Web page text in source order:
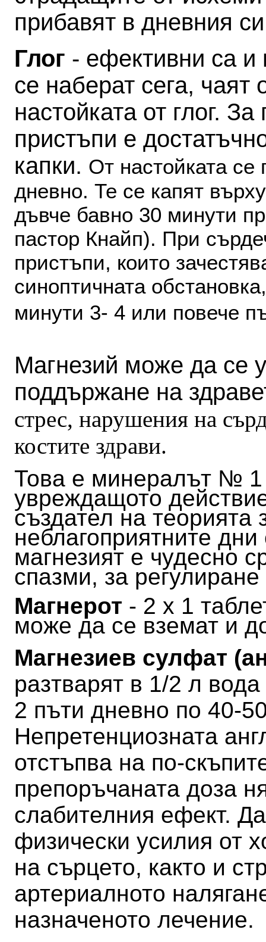
прибавят в дневния
Глог - ефективни са и
се наберат сега, чаят
настойката от глог.
пристъпи е
капки. От настойката се
дневно. Те се капят
дъвче бавно 30 минути
пастор Кнайп). При
пристъпи, които
синоптичната
минути 3- 4 или повече
Магнезий може да се
поддържане на
стрес, нарушения на
костите здрави.
Това е минералът № 1
увреждащото
създател на
неблагоприятните
магнезият е чудесно
спазми, за
Магнерот - 2 х 1
може да се вземат и
Магнезиев сулфат
разтварят в 1/2 л
2 пъти дневно по 40-
Непретенциозната
отстъпва на по-
препоръчаната доза
слабителния ефект.
физически усилия от
на сърцето, както и
артериалното
назначеното лечение.